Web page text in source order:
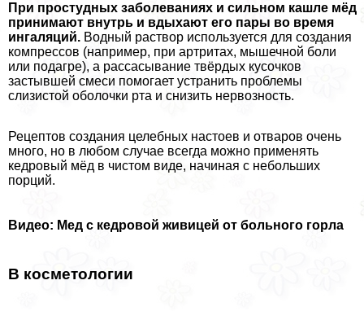
При простудных заболеваниях и сильном кашле мёд
принимают внутрь и вдыхают его пары во время
ингаляций. Водный раствор используется для создания
компрессов (например, при артритах, мышечной боли
или подагре), а рассасывание твёрдых кусочков
застывшей смеси помогает устранить проблемы
слизистой оболочки рта и снизить нервозность.
Рецептов создания целебных настоев и отваров очень
много, но в любом случае всегда можно применять
кедровый мёд в чистом виде, начиная с небольших
порций.
Видео: Мед с кедровой живицей от больного горла
В косметологии